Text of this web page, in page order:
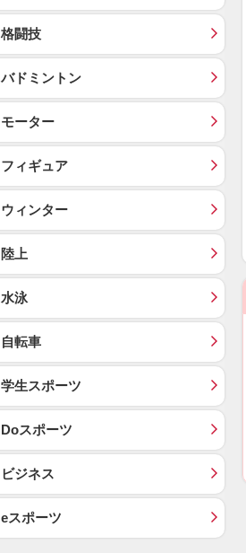
格闘技
バドミントン
モーター
フィギュア
ウィンター
陸上
水泳
自転車
学生スポーツ
Doスポーツ
ビジネス
eスポーツ